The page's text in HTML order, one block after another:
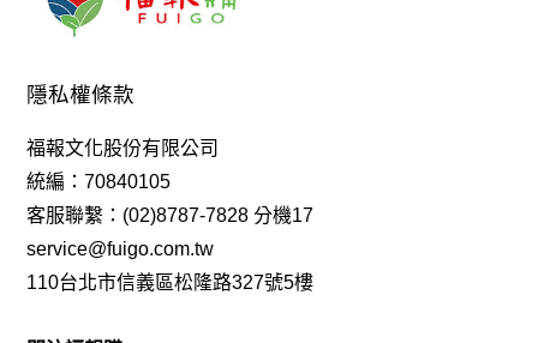
隱私權條款
福報文化股份有限公司
統編：70840105
客服聯繫：(02)8787-7828 分機17
service@fuigo.com.tw
110台北市信義區松隆路327號5樓